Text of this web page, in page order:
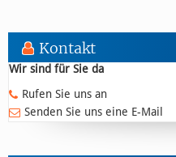
Kontakt
Wir sind für Sie da
Rufen Sie uns an
Senden Sie uns eine E-Mail